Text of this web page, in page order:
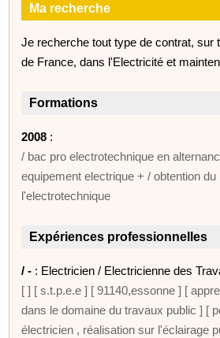
Ma recherche
Je recherche tout type de contrat, sur
de France, dans l'Electricité et
Formations
2008 :
/ bac pro electrotechnique en
equipement electrique + / obtention
l'electrotechnique
Expériences professionnelles
/ - : Electricien / Electricienne des
[ ] [ s.t.p.e.e ] [ 91140,essonne ] [
dans le domaine du travaux public ] [
électricien , réalisation sur l'éclairage